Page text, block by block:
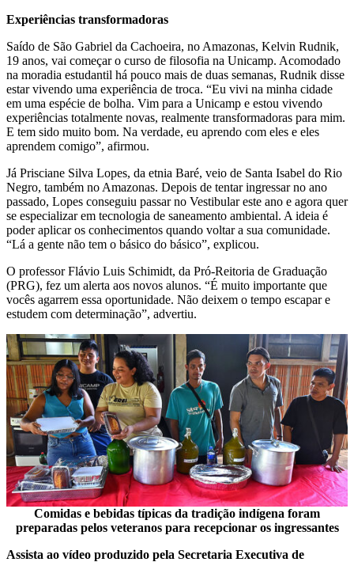
Experiências transformadoras
Saído de São Gabriel da Cachoeira, no Amazonas, Kelvin Rudnik,
19 anos, vai começar o curso de filosofia na Unicamp. Acomodado
na moradia estudantil há pouco mais de duas semanas, Rudnik disse
estar vivendo uma experiência de troca. “Eu vivi na minha cidade
em uma espécie de bolha. Vim para a Unicamp e estou vivendo
experiências totalmente novas, realmente transformadoras para mim.
E tem sido muito bom. Na verdade, eu aprendo com eles e eles
aprendem comigo”, afirmou.
Já Prisciane Silva Lopes, da etnia Baré, veio de Santa Isabel do Rio
Negro, também no Amazonas. Depois de tentar ingressar no ano
passado, Lopes conseguiu passar no Vestibular este ano e agora quer
se especializar em tecnologia de saneamento ambiental. A ideia é
poder aplicar os conhecimentos quando voltar a sua comunidade.
“Lá a gente não tem o básico do básico”, explicou.
O professor Flávio Luis Schimidt, da Pró-Reitoria de Graduação
(PRG), fez um alerta aos novos alunos. “É muito importante que
vocês agarrem essa oportunidade. Não deixem o tempo escapar e
estudem com determinação”, advertiu.
Comidas e bebidas típicas da tradição indígena foram
preparadas pelos veteranos para recepcionar os ingressantes
Assista ao vídeo produzido pela Secretaria Executiva de